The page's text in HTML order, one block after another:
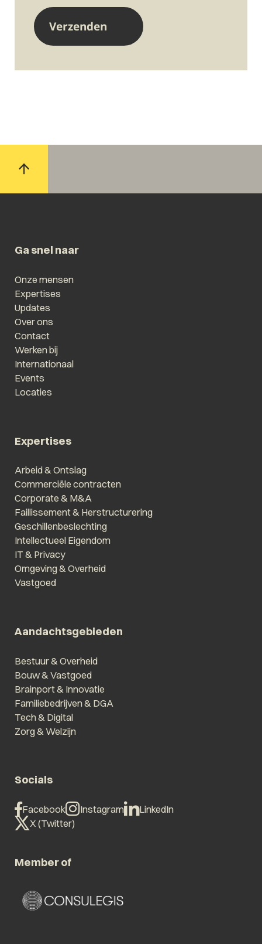
Ga snel naar
Onze mensen
Expertises
Updates
Over ons
Contact
Werken bij
Internationaal
Events
Locaties
Expertises
Arbeid & Ontslag
Commerciële contracten
Corporate & M&A
Faillissement & Herstructurering
Geschillenbeslechting
Intellectueel Eigendom
IT & Privacy
Omgeving & Overheid
Vastgoed
Aandachtsgebieden
Bestuur & Overheid
Bouw & Vastgoed
Brainport & Innovatie
Familiebedrijven & DGA
Tech & Digital
Zorg & Welzijn
Socials
Facebook Instagram
LinkedIn
X (Twitter)
Member of